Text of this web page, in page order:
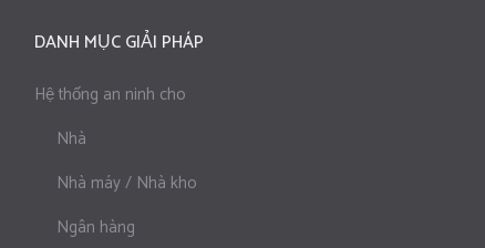
DANH MỤC GIẢI PHÁP
Hệ thống an ninh cho
Nhà
Nhà máy / Nhà kho
Ngân hàng